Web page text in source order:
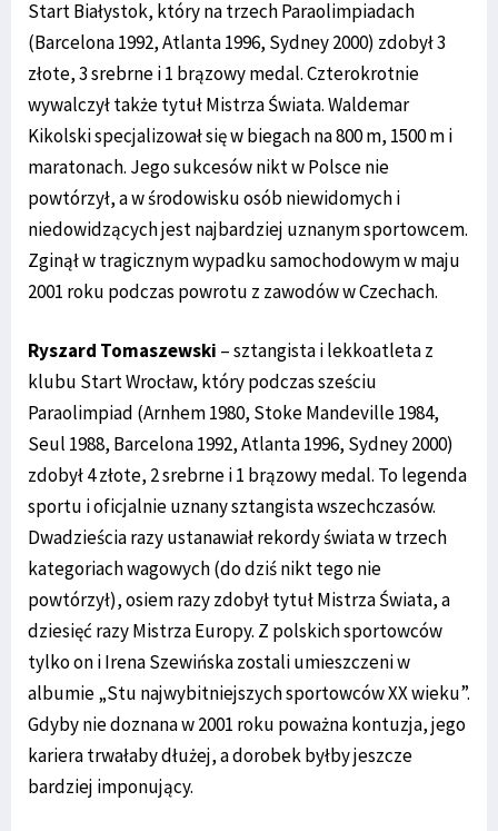
Start Białystok, który na trzech Paraolimpiadach
(Barcelona 1992, Atlanta 1996, Sydney 2000) zdobył 3
złote, 3 srebrne i 1 brązowy medal. Czterokrotnie
wywalczył także tytuł Mistrza Świata. Waldemar
Kikolski specjalizował się w biegach na 800 m, 1500 m i
maratonach. Jego sukcesów nikt w Polsce nie
powtórzył, a w środowisku osób niewidomych i
niedowidzących jest najbardziej uznanym sportowcem.
Zginął w tragicznym wypadku samochodowym w maju
2001 roku podczas powrotu z zawodów w Czechach.
Ryszard Tomaszewski – sztangista i lekkoatleta z
klubu Start Wrocław, który podczas sześciu
Paraolimpiad (Arnhem 1980, Stoke Mandeville 1984,
Seul 1988, Barcelona 1992, Atlanta 1996, Sydney 2000)
zdobył 4 złote, 2 srebrne i 1 brązowy medal. To legenda
sportu i oficjalnie uznany sztangista wszechczasów.
Dwadzieścia razy ustanawiał rekordy świata w trzech
kategoriach wagowych (do dziś nikt tego nie
powtórzył), osiem razy zdobył tytuł Mistrza Świata, a
dziesięć razy Mistrza Europy. Z polskich sportowców
tylko on i Irena Szewińska zostali umieszczeni w
albumie „Stu najwybitniejszych sportowców XX wieku”.
Gdyby nie doznana w 2001 roku poważna kontuzja, jego
kariera trwałaby dłużej, a dorobek byłby jeszcze
bardziej imponujący.